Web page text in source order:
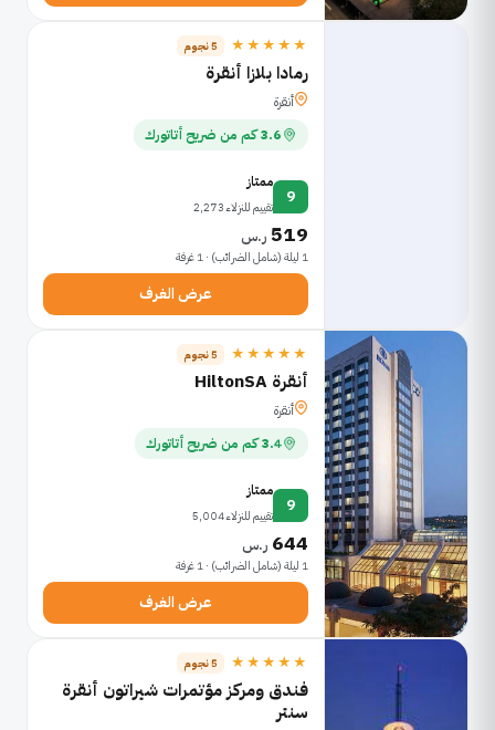
★★★★★ 5 نجوم
رمادا بلازا أنقرة
أنقرة
3.6 كم من ضريح أتاتورك
9
ممتاز
تقييم للنزلاء 2,273
519 ر.س
1 ليلة (شامل الضرائب) · 1 غرفة
عرض الغرف
★★★★★ 5 نجوم
أنقرة HiltonSA
أنقرة
3.4 كم من ضريح أتاتورك
9
ممتاز
تقييم للنزلاء 5,004
644 ر.س
1 ليلة (شامل الضرائب) · 1 غرفة
عرض الغرف
★★★★★ 5 نجوم
فندق ومركز مؤتمرات شيراتون أنقرة
سنتر